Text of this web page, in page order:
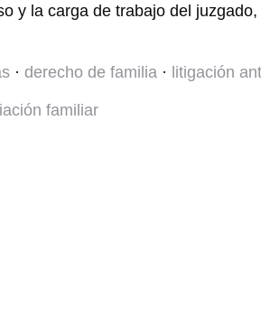
y la carga de trabajo del
· derecho de familia · litigación
familiar